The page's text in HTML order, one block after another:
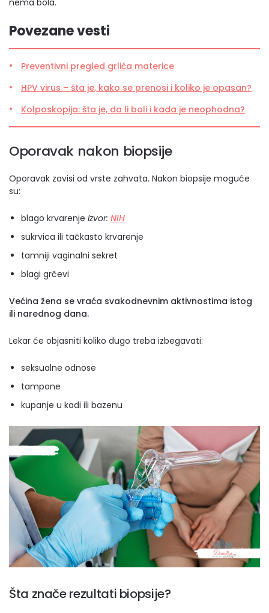
nema bola.
Povezane vesti
Preventivni pregled grlića materice
HPV virus – šta je, kako se prenosi i koliko je opasan?
Kolposkopija: šta je, da li boli i kada je neophodna?
Oporavak nakon biopsije
Oporavak zavisi od vrste zahvata. Nakon biopsije moguće
su:
blago krvarenje Izvor: NIH
sukrvica ili tačkasto krvarenje
tamniji vaginalni sekret
blagi grčevi
Većina žena se vraća svakodnevnim aktivnostima istog
ili narednog dana.
Lekar će objasniti koliko dugo treba izbegavati:
seksualne odnose
tampone
kupanje u kadi ili bazenu
Šta znače rezultati biopsije?